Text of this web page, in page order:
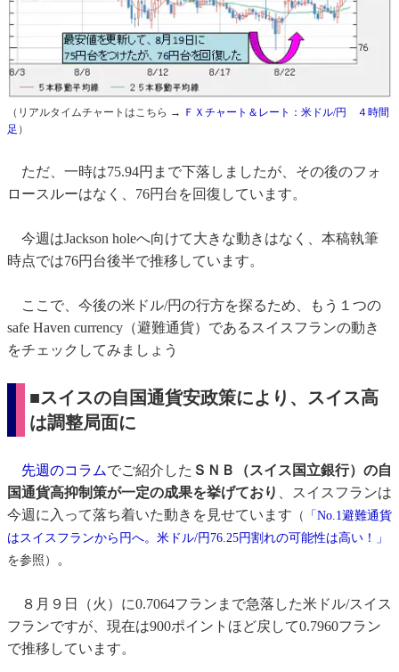
（リアルタイムチャートはこちら → ＦＸチャート＆レート：米ドル/円 ４時間
足 ）
ただ、一時は75.94円まで下落しましたが、その後のフォ
ロースルーはなく、76円台を回復しています。
今週はJackson holeへ向けて大きな動きはなく、本稿執筆
時点では76円台後半で推移しています。
ここで、今後の米ドル/円の行方を探るため、もう１つの
safe Haven currency（避難通貨）であるスイスフランの動き
をチェックしてみましょう
■スイスの自国通貨安政策により、スイス高
は調整局面に
先週のコラムでご紹介した ＳＮＢ（スイス国立銀行）の自
国通貨高抑制策が一定の成果を挙げており
、スイスフランは
今週に入って落ち着いた動きを見せています （
「No.1避難通貨
はスイスフランから円へ。米ドル/円76.25円割れの可能性は高い！」
を参照）
。
８月９日（火）に0.7064フランまで急落した米ドル/スイス
フランですが、現在は900ポイントほど戻して0.7960フラン
で推移しています。